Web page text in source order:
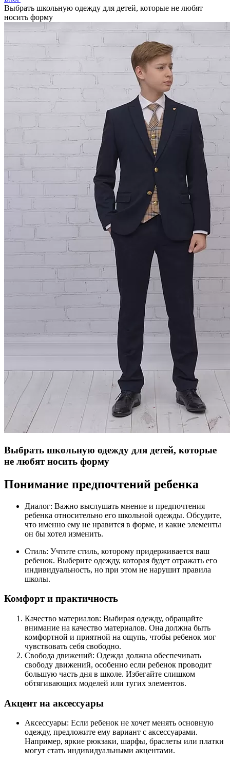
Выбрать школьную одежду для детей, которые не любят
носить форму
Выбрать школьную одежду для детей, которые
не любят носить форму
Понимание предпочтений ребенка
Диалог: Важно выслушать мнение и предпочтения
ребенка относительно его школьной одежды. Обсудите,
что именно ему не нравится в форме, и какие элементы
он бы хотел изменить.
Стиль: Учтите стиль, которому придерживается ваш
ребенок. Выберите одежду, которая будет отражать его
индивидуальность, но при этом не нарушит правила
школы.
Комфорт и практичность
Качество материалов: Выбирая одежду, обращайте
внимание на качество материалов. Она должна быть
комфортной и приятной на ощупь, чтобы ребенок мог
чувствовать себя свободно.
Свобода движений: Одежда должна обеспечивать
свободу движений, особенно если ребенок проводит
большую часть дня в школе. Избегайте слишком
обтягивающих моделей или тугих элементов.
Акцент на аксессуары
Аксессуары: Если ребенок не хочет менять основную
одежду, предложите ему вариант с аксессуарами.
Например, яркие рюкзаки, шарфы, браслеты или платки
могут стать индивидуальными акцентами.